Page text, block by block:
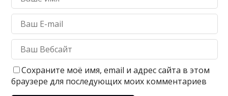
Сохраните моё имя, email и адрес сайта в этом
браузере для последующих моих комментариев